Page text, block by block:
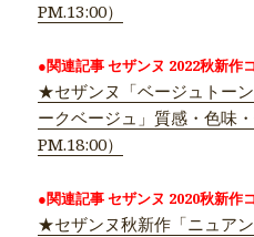
PM.13:00）
●関連記事 セザンヌ 2022秋新作
★セザンヌ「ベージュトー
ークベージュ」質感・色味
PM.18:00）
●関連記事 セザンヌ 2020秋新作
★セザンヌ秋新作「ニュア